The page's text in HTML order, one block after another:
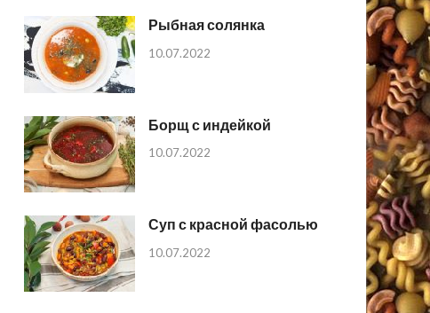
Рыбная солянка
10.07.2022
Борщ с индейкой
10.07.2022
Суп с красной фасолью
10.07.2022